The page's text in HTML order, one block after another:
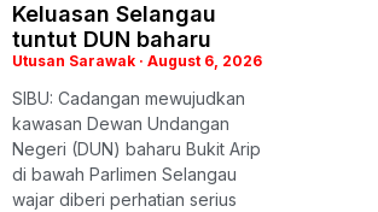
Keluasan Selangau
tuntut DUN baharu
Utusan Sarawak August 6, 2026
SIBU: Cadangan mewujudkan
kawasan Dewan Undangan
Negeri (DUN) baharu Bukit Arip
di bawah Parlimen Selangau
wajar diberi perhatian serius